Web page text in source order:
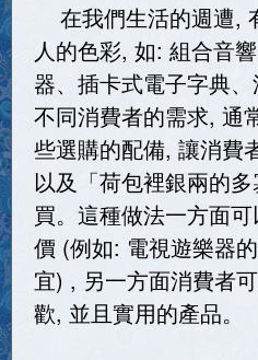
在我們生活的週遭,
人的色彩, 如: 組合音
器、插卡式電子字典
不同消費者的需求, 通
些選購的配備, 讓消費
以及「荷包裡銀兩的
買。這種做法一方面
價 (例如: 電視遊樂器
宜) , 另一方面消費者
歡, 並且實用的產品。